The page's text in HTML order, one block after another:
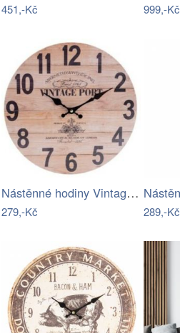
451,-Kč 999,-Kč
Nástěnné hodiny Vintage port, pr. 34 cm…
279,-Kč 289,-Kč